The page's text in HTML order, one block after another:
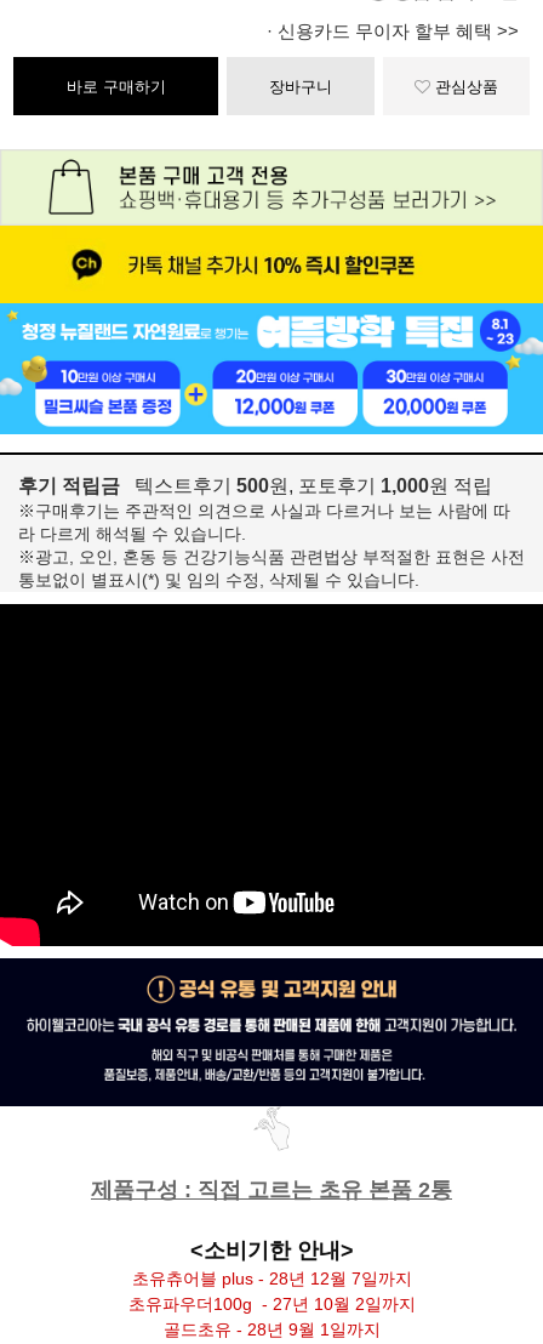
· 신용카드 무이자 할부 혜택 >>
바로 구매하기 장바구니 관심상품
후기 적립금 텍스트후기 500원, 포토후기 1,000원 적립
※구매후기는 주관적인 의견으로 사실과 다르거나 보는 사람에 따
라 다르게 해석될 수 있습니다.
※광고, 오인, 혼동 등 건강기능식품 관련법상 부적절한 표현은 사전
통보없이 별표시(*) 및 임의 수정, 삭제될 수 있습니다.
제품구성 : 직접 고르는 초유 본품 2통
<소비기한 안내>
초유츄어블 plus - 28년 12월 7일까지
초유파우더100g - 27년 10월 2일까지
골드초유 - 28년 9월 1일까지